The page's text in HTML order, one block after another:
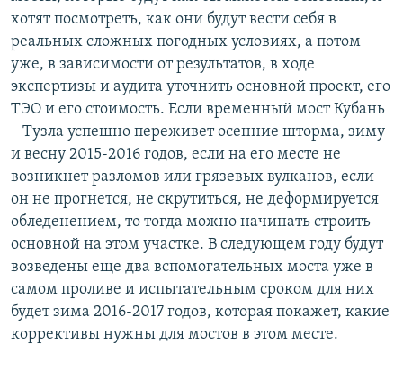
хотят посмотреть, как они будут вести себя в
реальных сложных погодных условиях, а потом
уже, в зависимости от результатов, в ходе
экспертизы и аудита уточнить основной проект, его
ТЭО и его стоимость. Если временный мост Кубань
– Тузла успешно переживет осенние шторма, зиму
и весну 2015-2016 годов, если на его месте не
возникнет разломов или грязевых вулканов, если
он не прогнется, не скрутиться, не деформируется
обледенением, то тогда можно начинать строить
основной на этом участке. В следующем году будут
возведены еще два вспомогательных моста уже в
самом проливе и испытательным сроком для них
будет зима 2016-2017 годов, которая покажет, какие
коррективы нужны для мостов в этом месте.